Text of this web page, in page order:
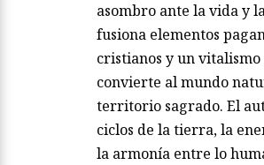
asombro ante la vida y
fusiona elementos
cristianos y un vitalismo
convierte al mundo
territorio sagrado. El
ciclos de la tierra, la
la armonía entre lo